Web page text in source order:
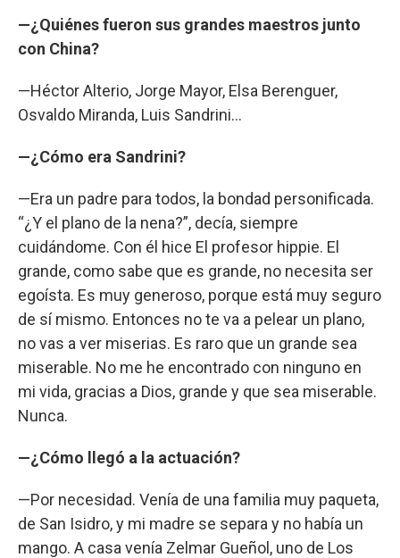
—¿Quiénes fueron sus grandes maestros junto
con China?
—Héctor Alterio, Jorge Mayor, Elsa Berenguer,
Osvaldo Miranda, Luis Sandrini...
—¿Cómo era Sandrini?
—Era un padre para todos, la bondad personificada.
“¿Y el plano de la nena?”, decía, siempre
cuidándome. Con él hice El profesor hippie. El
grande, como sabe que es grande, no necesita ser
egoísta. Es muy generoso, porque está muy seguro
de sí mismo. Entonces no te va a pelear un plano,
no vas a ver miserias. Es raro que un grande sea
miserable. No me he encontrado con ninguno en
mi vida, gracias a Dios, grande y que sea miserable.
Nunca.
—¿Cómo llegó a la actuación?
—Por necesidad. Venía de una familia muy paqueta,
de San Isidro, y mi madre se separa y no había un
mango. A casa venía Zelmar Gueñol, uno de Los